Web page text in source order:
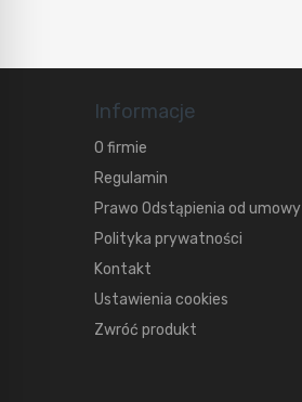
Informacje
O firmie
Regulamin
Prawo Odstąpienia od umowy
Polityka prywatności
Kontakt
Ustawienia cookies
Zwróć produkt